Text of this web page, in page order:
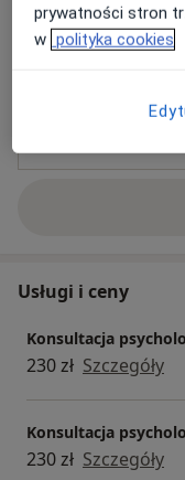
Zobacz galerię
Płatność
Oszczędź
Usługi i ceny
Konsultacja
230 zł Szczegóły
Konsultacja
230 zł Szczegóły
prywatności stron
w polityka cookies